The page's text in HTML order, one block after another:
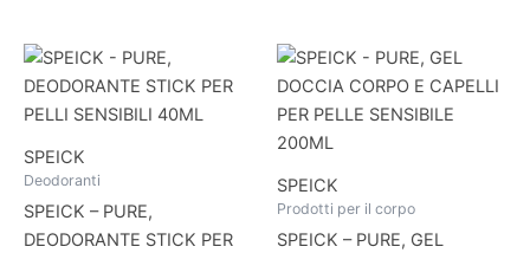
SPEICK
Deodoranti
SPEICK – PURE,
DEODORANTE STICK PER
SPEICK
Prodotti per il corpo
SPEICK – PURE, GEL